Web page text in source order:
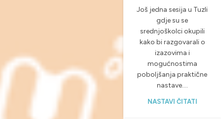
Još jedna sesija u Tuzli
gdje su se
srednjoškolci okupili
kako bi razgovarali o
izazovima i
mogućnostima
poboljšanja praktične
nastave....
NASTAVI ČITATI